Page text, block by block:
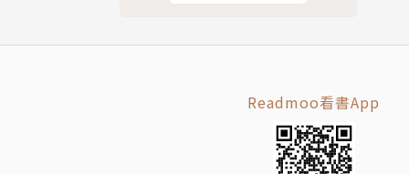
Readmoo看書App